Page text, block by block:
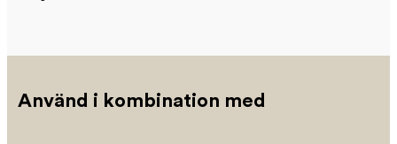
Använd i kombination med